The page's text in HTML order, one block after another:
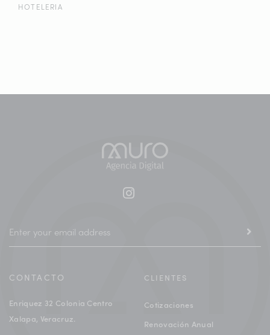
HOTELERIA
CONTACTO
Enriquez 32 Colonia Centro
Xalapa, Veracruz.
CLIENTES
Cotizaciones
Renovación Anual